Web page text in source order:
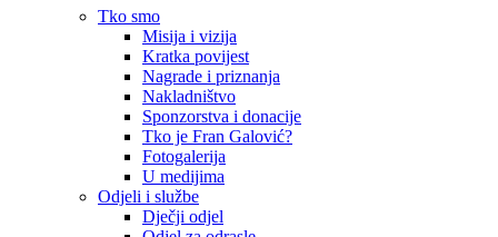
Tko smo
Misija i vizija
Kratka povijest
Nagrade i priznanja
Nakladništvo
Sponzorstva i donacije
Tko je Fran Galović?
Fotogalerija
U medijima
Odjeli i službe
Dječji odjel